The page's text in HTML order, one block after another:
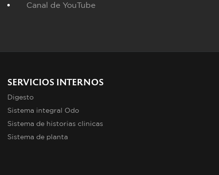
Canal de YouTube
SERVICIOS INTERNOS
Digesto
Sistema integral Odo
Sistema de historias clinicas
Sistema de planta